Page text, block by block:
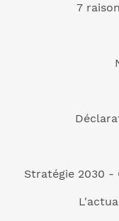
7
Stratégie 2030 -